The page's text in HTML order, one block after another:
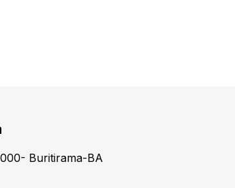
Buritirama-BA